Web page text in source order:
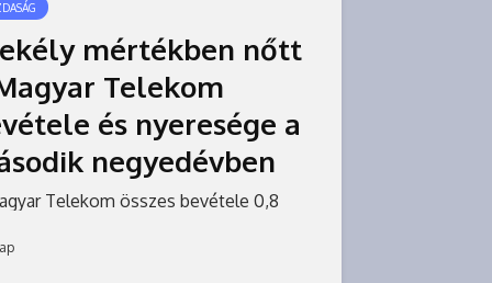
mértékben nőtt
Telekom
és nyeresége a
negyedévben
Telekom összes bevétele 0,8
nőtt a második negyedévben